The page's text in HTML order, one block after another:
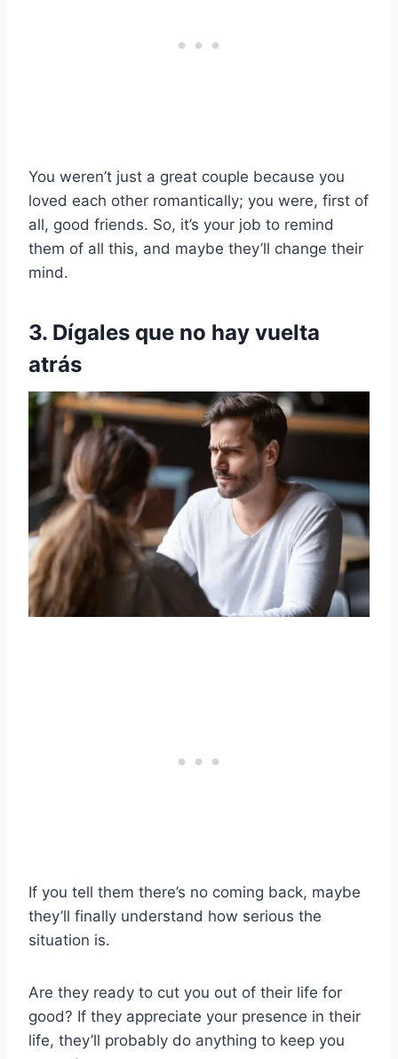
You weren’t just a great couple because you
loved each other romantically; you were, first of
all, good friends. So, it’s your job to remind
them of all this, and maybe they’ll change their
mind.
3. Dígales que no hay vuelta
atrás
If you tell them there’s no coming back, maybe
they’ll finally understand how serious the
situation is.
Are they ready to cut you out of their life for
good? If they appreciate your presence in their
life, they’ll probably do anything to keep you